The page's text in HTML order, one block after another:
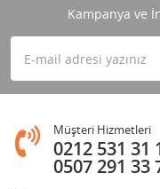
Kampanya ve
Müşteri Hizmetleri
0212 531 31
0507 291 33